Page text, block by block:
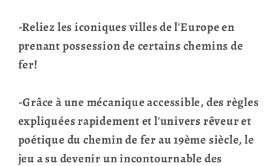
-Reliez les iconiques villes de l'Europe en
prenant possession de certains chemins de
fer!
-Grâce à une mécanique accessible, des règles
expliquées rapidement et l'univers rêveur et
poétique du chemin de fer au 19ème siècle, le
jeu a su devenir un incontournable des